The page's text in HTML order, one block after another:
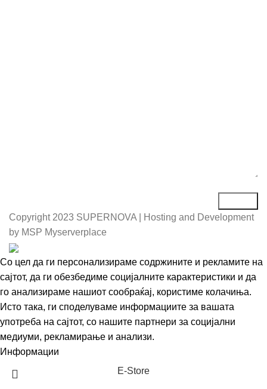
Copyright 2023 SUPERNOVA | Hosting and Development
by MSP Myserverplace
Со цел да ги персонализираме содржините и рекламите на
сајтот, да ги обезбедиме социјалните карактеристики и да
го анализираме нашиот сообраќај, користиме колачиња.
Исто така, ги споделуваме информациите за вашата
употреба на сајтот, со нашите партнери за социјални
медиуми, рекламирање и анализи.
Информации
Е-Store